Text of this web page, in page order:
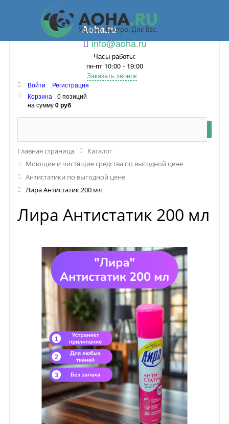
Aoha.ru
info@aoha.ru
Часы работы:
пн-пт 10:00 - 19:00
Заказать звонок
Войти
Регистрация
Корзина
0 позиций
на сумму0 руб
Главная страница
Каталог
Моющие и чистящие средства по выгодной цене
Антистатики по выгодной цене
Лира Антистатик 200 мл
Лира Антистатик 200 мл